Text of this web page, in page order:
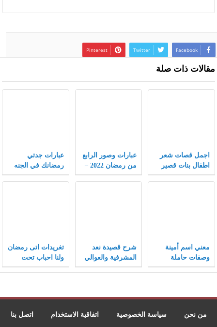
Facebook
Twitter
Pinterest
مقالات ذات صلة
اجمل قصات شعر
اطفال بنات قصير
جدا 2022 جديدة
عبارات وصور الرابع
من رمضان 2022 –
موقع محتويات
عبارات جدتي
رمضانك في الجنه
اجمل حزينة ومؤثرة
معني اسم أمينة
وصفات حاملة
الاسم وحكم
شرح قصيدة نعد
المشرفية والعوالي
تغريدات اتى رمضان
ولنا احباب تحت
التراب تويتر 2022
من نحن سياسة الخصوصية اتفاقية الاستخدام اتصل بنا